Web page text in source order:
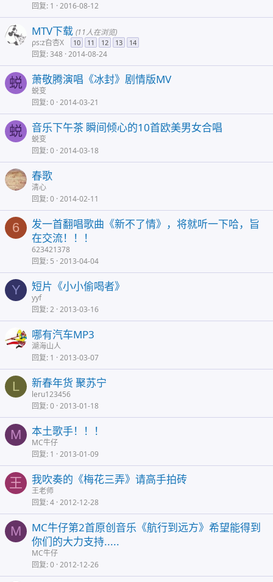
回复 1 2016-08-12
MTV下载 (11人在浏览)
ρs:z旮杏X 10 11 12 13 14
回复 348 2014-08-24
蜕 萧敬腾演唱《冰封》剧情版MV
蜕变
回复 0 2014-03-21
蜕 音乐下午茶 瞬间倾心的10首欧美男女合唱
蜕变
回复 0 2014-03-18
春歌
清心
回复 0 2014-02-11
6
发一首翻唱歌曲《新不了情》，将就听一下哈，旨
在交流！！！
623421378
回复 5 2013-04-04
Y 短片《小小偷喝者》
yyf
回复 2 2013-03-16
哪有汽车MP3
湖海山人
回复 1 2013-03-07
L 新春年货 聚苏宁
leru123456
回复 0 2013-01-18
M 本土歌手！！！
MC牛仔
回复 1 2013-01-09
王 我吹奏的《梅花三弄》请高手拍砖
王老师
回复 4 2012-12-28
M
MC牛仔第2首原创音乐《航行到远方》希望能得到
你们的大力支持.....
MC牛仔
回复 0 2012-12-26